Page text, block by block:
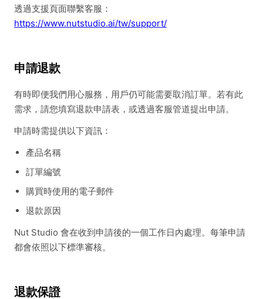
透過支援頁面聯繫客服：
https://www.nutstudio.ai/tw/support/
申請退款
有時即便我們用心服務，用戶仍可能需要取消訂單。若有此
需求，請您填寫退款申請表，或透過客服管道提出申請。
申請時需提供以下資訊：
產品名稱
訂單編號
購買時使用的電子郵件
退款原因
Nut Studio 會在收到申請後的一個工作日內處理。每筆申請
都會依照以下標準審核。
退款保證